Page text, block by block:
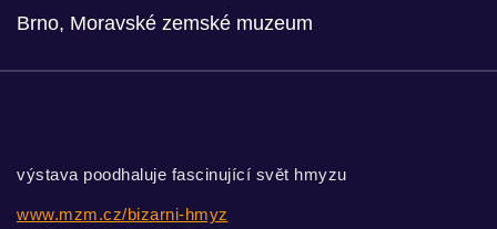
Brno, Moravské zemské muzeum
výstava poodhaluje fascinující svět hmyzu
www.mzm.cz/bizarni-hmyz